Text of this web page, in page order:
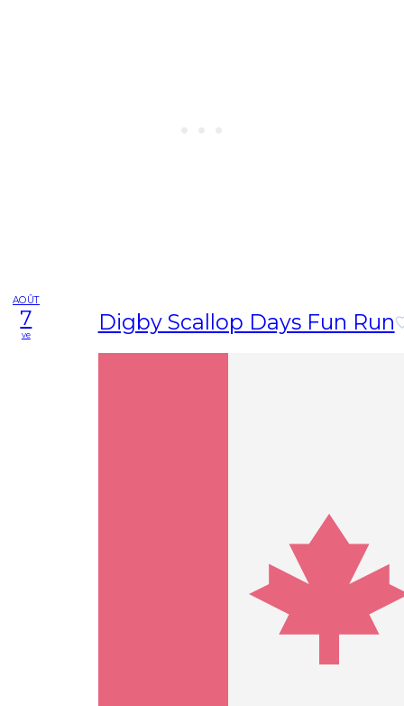
AOÛT
7
ve Digby Scallop Days Fun Run